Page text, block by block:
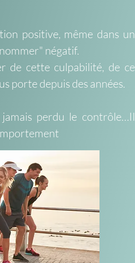
positive, même dans un
négatif.
de cette culpabilité, de ce
porte depuis des années.
jamais perdu le contrôle…Il